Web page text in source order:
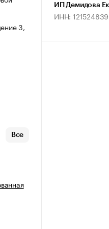
3,
Все
ИП Демидова
ИНН: